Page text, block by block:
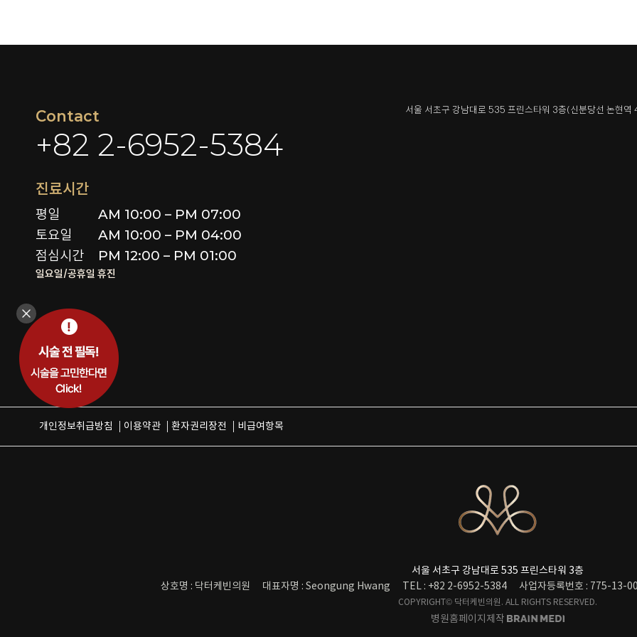
Contact
+82 2-6952-5384
진료시간
평일
토요일
점심시간
AM 10:00 – PM 07:00
AM 10:00 – PM 04:00
PM 12:00 – PM 01:00
일요일/공휴일 휴진
서울 서초구 강남대로 535 프린스타워 3층(신분당선 논현역
개인정보취급방침 이용약관 환자권리장전 비급여항목
서울 서초구 강남대로 535 프린스타워 3층
상호명 : 닥터케빈의원
대표자명 : Seongung Hwang TEL : +82 2-6952-5384 사업자등록번호 : 775-13-
COPYRIGHT© 닥터케빈의원. ALL RIGHTS RESERVED.
병원홈페이지제작